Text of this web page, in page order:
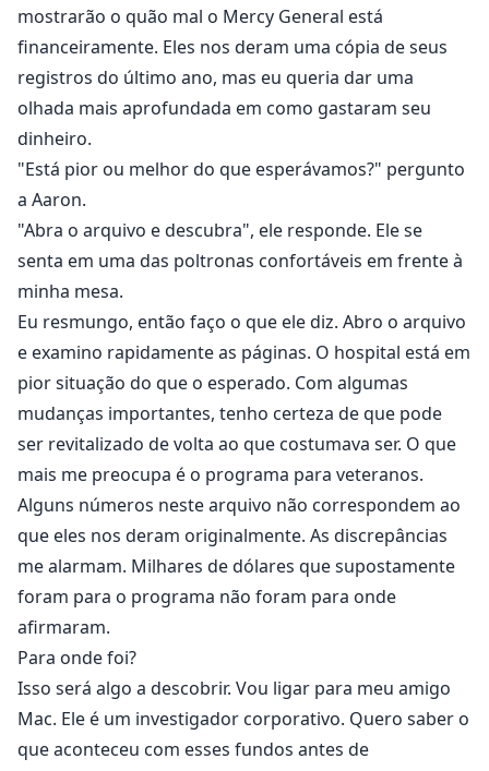
mostrarão o quão mal o Mercy General está
financeiramente. Eles nos deram uma cópia de seus
registros do último ano, mas eu queria dar uma
olhada mais aprofundada em como gastaram seu
dinheiro.
"Está pior ou melhor do que esperávamos?" pergunto
a Aaron.
"Abra o arquivo e descubra", ele responde. Ele se
senta em uma das poltronas confortáveis em frente à
minha mesa.
Eu resmungo, então faço o que ele diz. Abro o arquivo
e examino rapidamente as páginas. O hospital está em
pior situação do que o esperado. Com algumas
mudanças importantes, tenho certeza de que pode
ser revitalizado de volta ao que costumava ser. O que
mais me preocupa é o programa para veteranos.
Alguns números neste arquivo não correspondem ao
que eles nos deram originalmente. As discrepâncias
me alarmam. Milhares de dólares que supostamente
foram para o programa não foram para onde
afirmaram.
Para onde foi?
Isso será algo a descobrir. Vou ligar para meu amigo
Mac. Ele é um investigador corporativo. Quero saber o
que aconteceu com esses fundos antes de